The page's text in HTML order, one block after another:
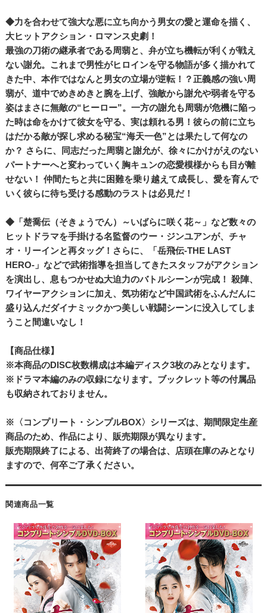
◆力を合わせて強大な悪に立ち向かう男女の愛と運命を描く、
大ヒットアクション・ロマンス史劇！
最強の刀術の継承者である周翡と、弁が立ち機転が利くが戦え
ない謝允。これまで男性がヒロインを守る物語が多く描かれて
きた中、本作ではなんと男女の立場が逆転！？正義感の強い周
翡が、道中でめきめきと腕を上げ、強敵から謝允や弱者を守る
姿はまさに無敵の“ヒーロー”。一方の謝允も周翡が危機に陥っ
た時は命をかけて彼女を守る、実は頼れる男！彼らの前に立ち
はだかる敵が探し求める秘宝“海天一色”とは果たして何なの
か？ さらに、同志だった周翡と謝允が、徐々にかけがえのない
パートナーへと変わっていく胸キュンの恋愛模様からも目が離
せない！ 仲間たちと共に困難を乗り越えて成長し、愛を育んで
いく彼らに待ち受ける感動のラストは必見だ！
◆「楚喬伝（そきょうでん）～いばらに咲く花～」など数々の
ヒットドラマを手掛ける名監督のウー・ジンユアンが、チャ
オ・リーインと再タッグ！さらに、「岳飛伝-THE LAST
HERO-」などで武術指導を担当してきたスタッフがアクション
を演出し、息もつかせぬ大迫力のバトルシーンが完成！ 殺陣、
ワイヤーアクションに加え、気功術など中国武術をふんだんに
盛り込んだダイナミックかつ美しい戦闘シーンに没入してしま
うこと間違いなし！
【商品仕様】
※本商品のDISC枚数構成は本編ディスク3枚のみとなります。
※ドラマ本編のみの収録になります。ブックレット等の付属品
も収納されておりません。
※〈コンプリート・シンプルBOX〉シリーズは、期間限定生産
商品のため、作品により、販売期限が異なります。
販売期限終了による、出荷終了の場合は、店頭在庫のみとなり
ますので、何卒ご了承ください。
関連商品一覧